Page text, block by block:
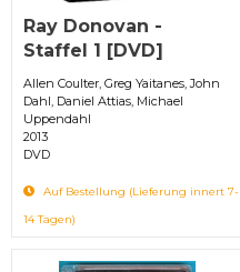
Ray Donovan -
Staffel 1 [DVD]
Allen Coulter, Greg Yaitanes, John
Dahl, Daniel Attias, Michael
Uppendahl
2013
DVD
Auf Bestellung (Lieferung innert 7-
14 Tagen)